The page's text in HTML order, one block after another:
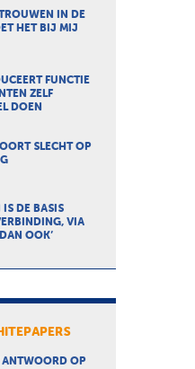
IN DE
HET BIJ MIJ
FUNCTIE
ZELF
DOEN
SLECHT OP
IS DE BASIS
VIA
OOK’
ANTWOORD OP